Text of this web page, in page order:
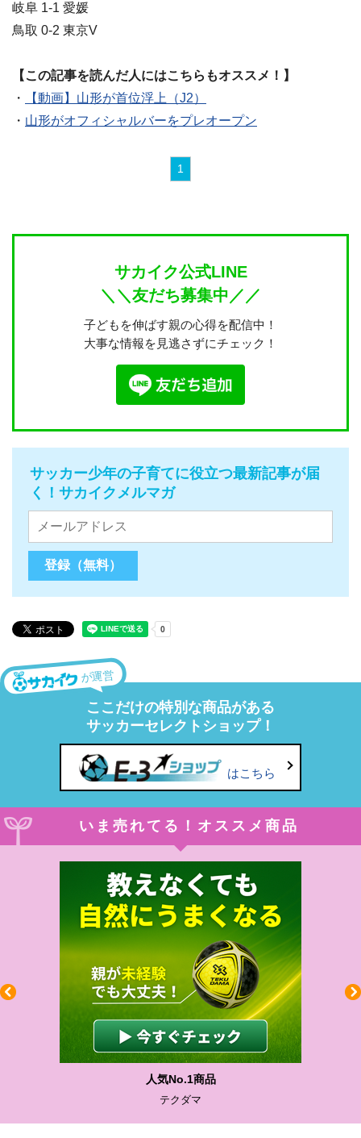
岐阜 1-1 愛媛
鳥取 0-2 東京V
【この記事を読んだ人にはこちらもオススメ！】
・
【動画】山形が首位浮上（J2）
・ 山形がオフィシャルバーをプレオープン
1
サカイク公式LINE
＼＼友だち募集中／／
子どもを伸ばす親の心得を配信中！
大事な情報を見逃さずにチェック！
サッカー少年の子育てに役立つ最新記事が届
く！サカイクメルマガ
が運営
ここだけの特別な商品がある
サッカーセレクトショップ！
はこちら
いま売れてる！オススメ商品